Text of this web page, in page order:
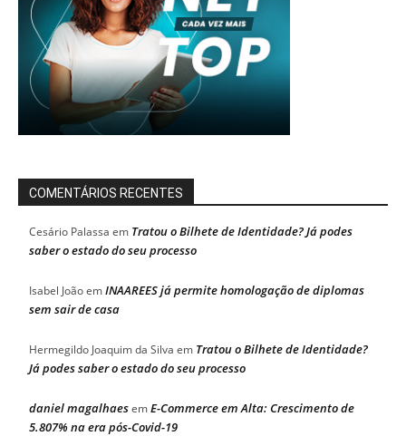
COMENTÁRIOS RECENTES
Cesário Palassa em Tratou o Bilhete de Identidade? Já podes
saber o estado do seu processo
Isabel JoãoemINAAREES já permite homologação de diplomas
sem sair de casa
Hermegildo Joaquim da Silva em Tratou o Bilhete de Identidade?
Já podes saber o estado do seu processo
daniel magalhaesemE-Commerce em Alta: Crescimento de
5.807% na era pós-Covid-19